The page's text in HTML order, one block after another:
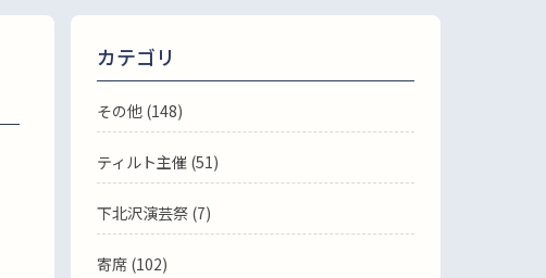
カテゴリ
その他 (148)
ティルト主催 (51)
下北沢演芸祭 (7)
寄席 (102)